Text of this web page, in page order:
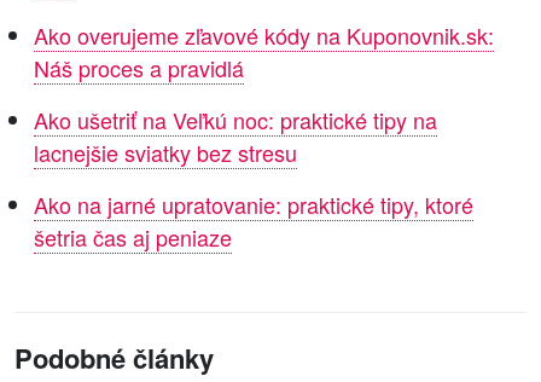
Ako overujeme zľavové kódy na Kuponovnik.sk:
Náš proces a pravidlá
Ako ušetriť na Veľkú noc: praktické tipy na
lacnejšie sviatky bez stresu
Ako na jarné upratovanie: praktické tipy, ktoré
šetria čas aj peniaze
Podobné články